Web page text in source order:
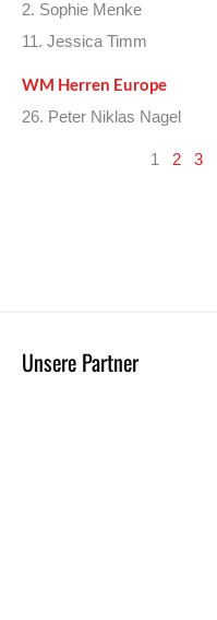
2. Sophie Menke
11. Jessica Timm
WM Herren Europe
26. Peter Niklas Nagel
1 2 3
Unsere Partner